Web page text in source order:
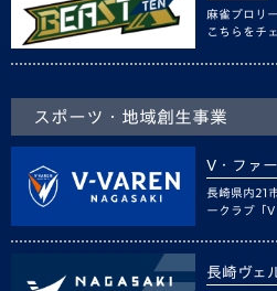
麻雀プロリ
こちらをチ
スポーツ・地域創生事業
V・ファ
長崎県内21
ークラブ「V
長崎ヴェ